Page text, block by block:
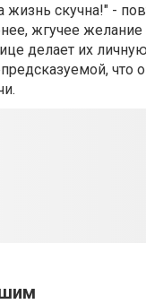
жизнь скучна!" -
жгучее желание
делает их
что